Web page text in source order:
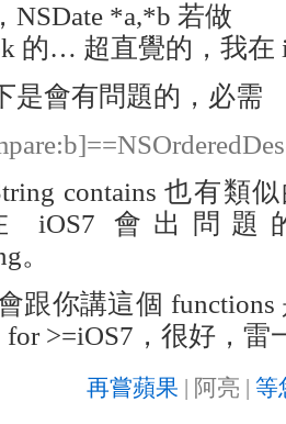
NSDate *a,*b 若做
的… 超直覺的，我在
是會有問題的，必需
contains 也有類
iOS7 會出問題
。
跟你講這個
>=iOS7，很好，雷
再嘗蘋果 | 阿亮 | 等